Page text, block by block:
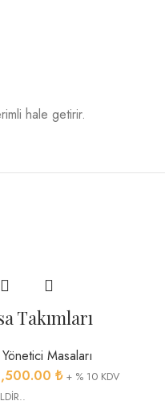
hale getirir.
Takımları
Yönetici Masaları
₺ + % 10 KDV